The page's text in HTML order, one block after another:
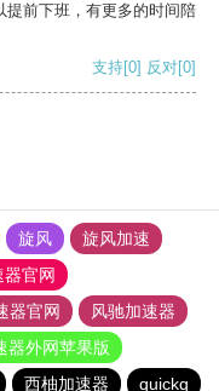
提前下班，有更多的时间陪
支持[0] 反对[0]
旋风
旋风加速
官网
器官网
风驰加速器
器外网苹果版
西柚加速器 quickq